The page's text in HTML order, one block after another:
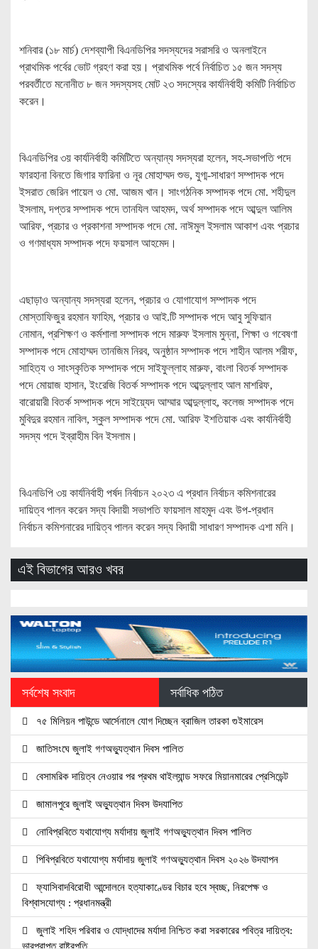
শনিবার (১৮ মার্চ) দেশব্যাপী বিএনডিপির সদস্যদের সরাসরি ও অনলাইনে
প্রাথমিক পর্বের ভোট গ্রহণ করা হয়। প্রাথমিক পর্বে নির্বাচিত ১৫ জন সদস্য
পরবর্তীতে মনোনীত ৮ জন সদস্যসহ মোট ২৩ সদস্যের কার্যনির্বাহী কমিটি নির্বাচিত
করেন।
বিএনডিপির ৩য় কার্যনির্বাহী কমিটিতে অন্যান্য সদস্যরা হলেন, সহ-সভাপতি পদে
ফারহানা বিনতে জিগার ফারিনা ও নূর মোহাম্মদ শুভ, যুগ্ম-সাধারণ সম্পাদক পদে
ইসরাত জেরিন পায়েল ও মো. আজম খান। সাংগঠনিক সম্পাদক পদে মো. শহীদুল
ইসলাম, দপ্তর সম্পাদক পদে তানযিল আহমদ, অর্থ সম্পাদক পদে আব্দুল আলিম
আরিফ, প্রচার ও প্রকাশনা সম্পাদক পদে মো. নাঈমুল ইসলাম আকাশ এবং প্রচার
ও গণমাধ্যম সম্পাদক পদে ফয়সাল আহমেদ।
এছাড়াও অন্যান্য সদস্যরা হলেন, প্রচার ও যোগাযোগ সম্পাদক পদে
মোস্তাফিজুর রহমান ফাহিম, প্রচার ও আই.টি সম্পাদক পদে আবু সুফিয়ান
নোমান, প্রশিক্ষণ ও কর্মশালা সম্পাদক পদে মারুফ ইসলাম মুন্না, শিক্ষা ও গবেষণা
সম্পাদক পদে মোহাম্মদ তানজিম নিরব, অনুষ্ঠান সম্পাদক পদে শাহীন আলম শরীফ,
সাহিত্য ও সাংস্কৃতিক সম্পাদক পদে সাইফুল্লাহ মারুফ, বাংলা বিতর্ক সম্পাদক
পদে মোয়াজ হাসান, ইংরেজি বিতর্ক সম্পাদক পদে আব্দুল্লাহ আল মাশরিফ,
বারোয়ারী বিতর্ক সম্পাদক পদে সাইয়্যেদ আম্মার আব্দুল্লাহ, কলেজ সম্পাদক পদে
মুবিদুর রহমান নাবিল, স্কুল সম্পাদক পদে মো. আরিফ ইশতিয়াক এবং কার্যনির্বাহী
সদস্য পদে ইব্রাহীম বিন ইসলাম।
বিএনডিপি ৩য় কার্যনির্বাহী পর্ষদ নির্বাচন ২০২৩ এ প্রধান নির্বাচন কমিশনারের
দায়িত্ব পালন করেন সদ্য বিদায়ী সভাপতি ফায়সাল মাহমুদ এবং উপ-প্রধান
নির্বাচন কমিশনারের দায়িত্ব পালন করেন সদ্য বিদায়ী সাধারণ সম্পাদক এশা মনি।
এই বিভাগের আরও খবর
সর্বশেষ সংবাদ সর্বাধিক পঠিত
৭৫ মিলিয়ন পাউন্ডে আর্সেনালে যোগ দিচ্ছেন ব্রাজিল তারকা গুইমারেস
জাতিসংঘে জুলাই গণঅভ্যুত্থান দিবস পালিত
বেসামরিক দায়িত্ব নেওয়ার পর প্রথম থাইল্যান্ড সফরে মিয়ানমারের প্রেসিডেন্ট
জামালপুরে জুলাই অভ্যুত্থান দিবস উদযাপিত
নোবিপ্রবিতে যথাযোগ্য মর্যাদায় জুলাই গণঅভ্যুত্থান দিবস পালিত
পিবিপ্রবিতে যথাযোগ্য মর্যাদায় জুলাই গণঅভ্যুত্থান দিবস ২০২৬ উদযাপন
ফ্যাসিবাদবিরোধী আন্দোলনে হত্যাকাণ্ডের বিচার হবে স্বচ্ছ, নিরপেক্ষ ও
বিশ্বাসযোগ্য : প্রধানমন্ত্রী
জুলাই শহিদ পরিবার ও যোদ্ধাদের মর্যাদা নিশ্চিত করা সরকারের পবিত্র দায়িত্ব:
ভারপ্রাপ্ত রাষ্ট্রপতি